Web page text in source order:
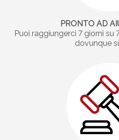
PRONTO AD
Puoi raggiungerci 7 giorni su
dovunque